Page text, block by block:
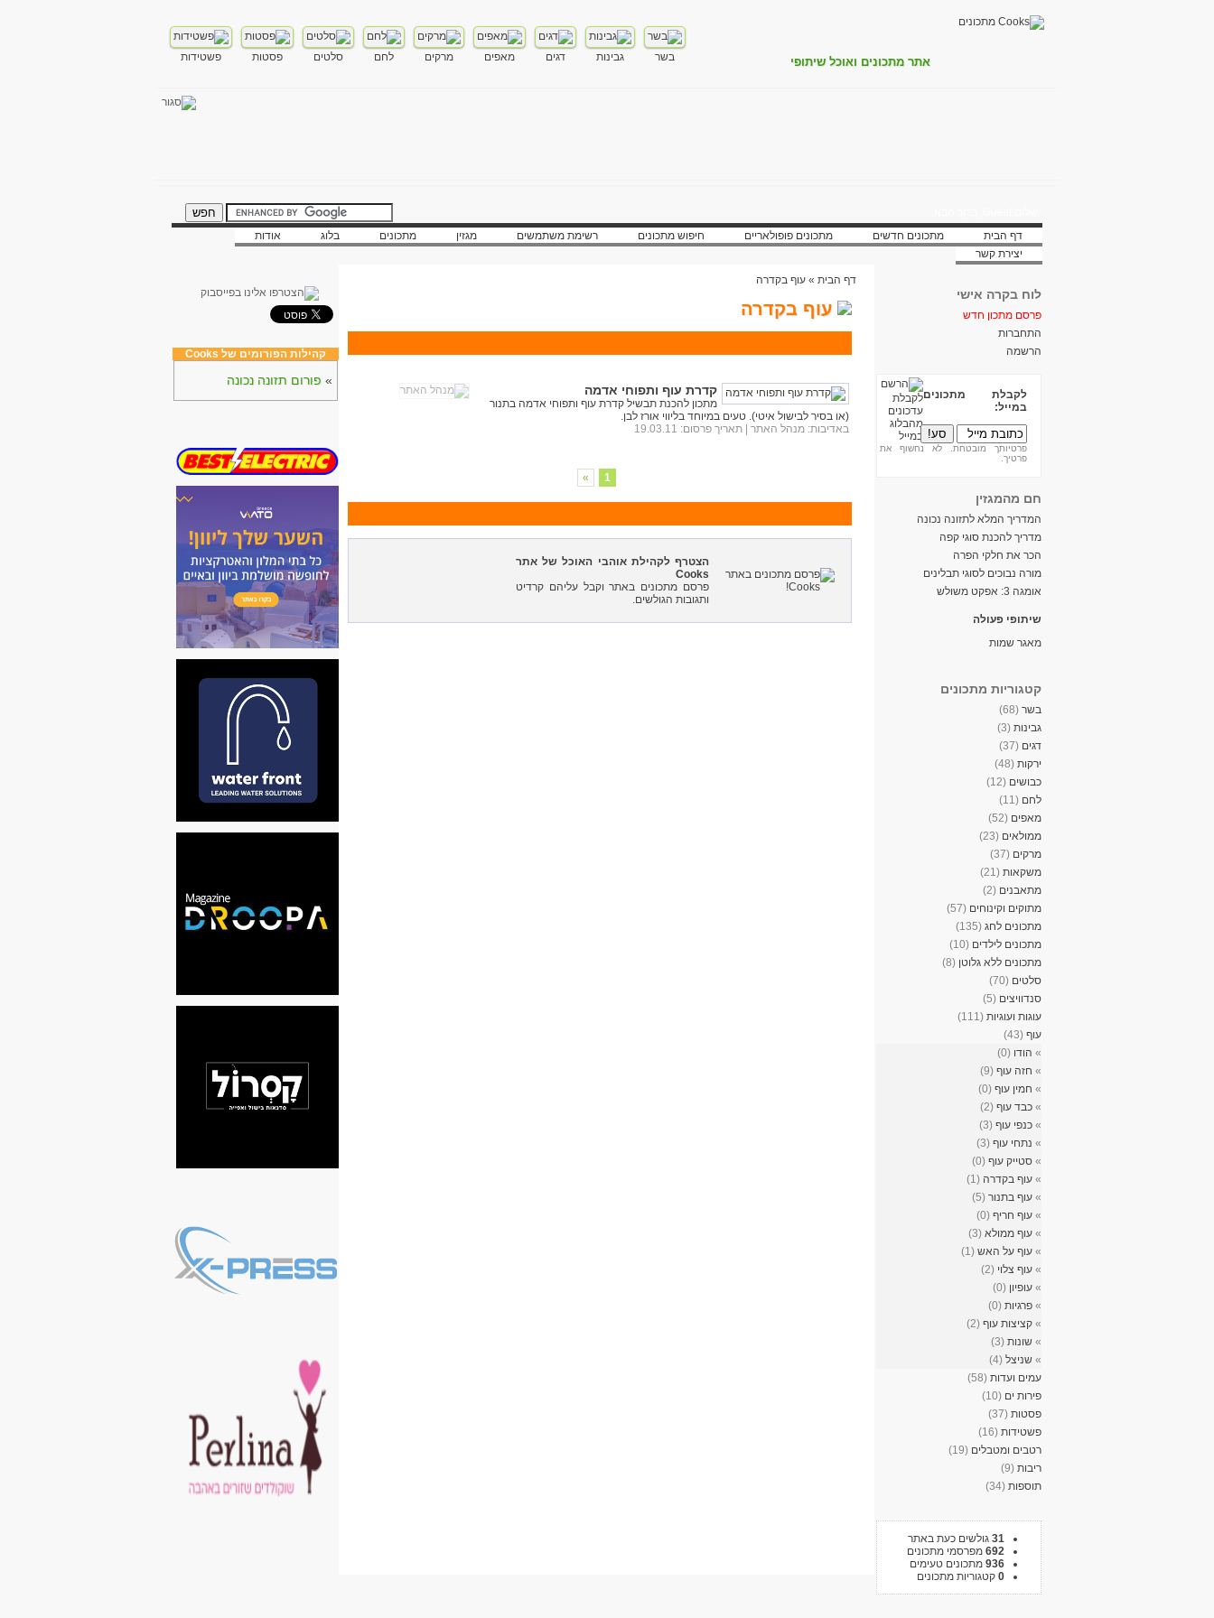
אתר מתכונים ואוכל שיתופי בשר גבינות דגים מאפים מרקים לחם סלטים פסטות פשטידות
דף הבית
מתכונים חדשים מתכונים פופולאריים חיפוש מתכונים רשימת משתמשים מגזין מתכונים בלוג
אודות
יצירת קשר
לוח בקרה אישי
פרסם מתכון חדש
התחברות
הרשמה
לקבלת מתכונים
במייל:
פרטיותך מובטחת. לא נחשוף את
פרטיך.
חם מהמגזין
המדריך המלא לתזונה נכונה
מדריך להכנת סוגי קפה
הכר את חלקי הפרה
מורה נבוכים לסוגי תבלינים
אומגה 3: אפקט משולש
שיתופי פעולה
מאגר שמות
קטגוריות מתכונים
בשר (68)
גבינות (3)
דגים (37)
ירקות (48)
כבושים (12)
לחם (11)
מאפים (52)
ממולאים (23)
מרקים (37)
משקאות (21)
מתאבנים (2)
מתוקים וקינוחים (57)
מתכונים לחג (135)
מתכונים לילדים (10)
מתכונים ללא גלוטן (8)
סלטים (70)
סנדוויצים (5)
עוגות ועוגיות (111)
עוף (43)
» הודו (0)
» חזה עוף (9)
» חמין עוף (0)
» כבד עוף (2)
» כנפי עוף (3)
» נתחי עוף (3)
» סטייק עוף (0)
» עוף בקדרה (1)
» עוף בתנור (5)
» עוף חריף (0)
» עוף ממולא (3)
» עוף על האש (1)
» עוף צלוי (2)
» עופיון (0)
» פרגיות (0)
» קציצות עוף (2)
» שונות (3)
» שניצל (4)
עמים ועדות (58)
פירות ים (10)
פסטות (37)
פשטידות (16)
רטבים ומטבלים (19)
ריבות (9)
תוספות (34)
31 גולשים כעת באתר
692 מפרסמי מתכונים
936 מתכונים טעימים
0 קטגוריות מתכונים
דף הבית » עוף בקדרה
עוף בקדרה
קדרת עוף ותפוחי אדמה
מתכון להכנת תבשיל קדרת עוף ותפוחי אדמה בתנור
(או בסיר לבישול איטי). טעים במיוחד בליווי אורז לבן.
באדיבות: מנהל האתר | תאריך פרסום: 19.03.11
1
»
הצטרף לקהילת אוהבי האוכל של אתר
Cooks
פרסם מתכונים באתר וקבל עליהם קרדיט
ותגובות הגולשים.
קהילות הפורומים של Cooks
» פורום תזונה נכונה